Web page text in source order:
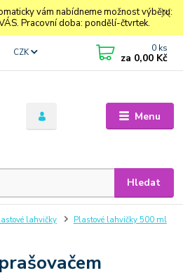
vám nabídneme možnost výběru:
Pracovní doba: pondělí-čtvrtek.
Menu
CZK
Hledat
0 ks
za 0,00 Kč
lahvičky
Plastové lahvičky 500 ml